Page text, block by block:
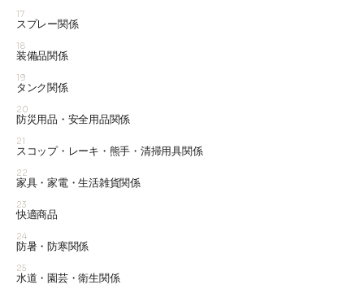
17
スプレー関係
18
装備品関係
19
タンク関係
20
防災用品・安全用品関係
21
スコップ・レーキ・熊手・清掃用具関係
22
家具・家電・生活雑貨関係
23
快適商品
24
防暑・防寒関係
25
水道・園芸・衛生関係